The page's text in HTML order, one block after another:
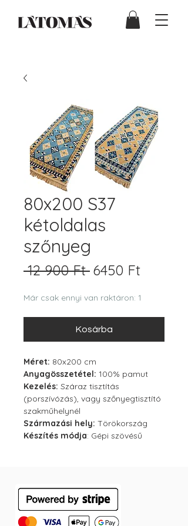
80x200 S37
kétoldalas
szőnyeg
12 900 Ft Szokásos
6450 FtAkciós
Már csak ennyi van raktáron: 1
Kosárba
Méret: 80x200 cm
Anyagösszetétel: 100% pamut
Kezelés: Száraz tisztítás
(porszívózás), vagy szőnyegtisztító
szakműhelynél
Származási hely: Törökország
Készítés módja: Gépi szövésű